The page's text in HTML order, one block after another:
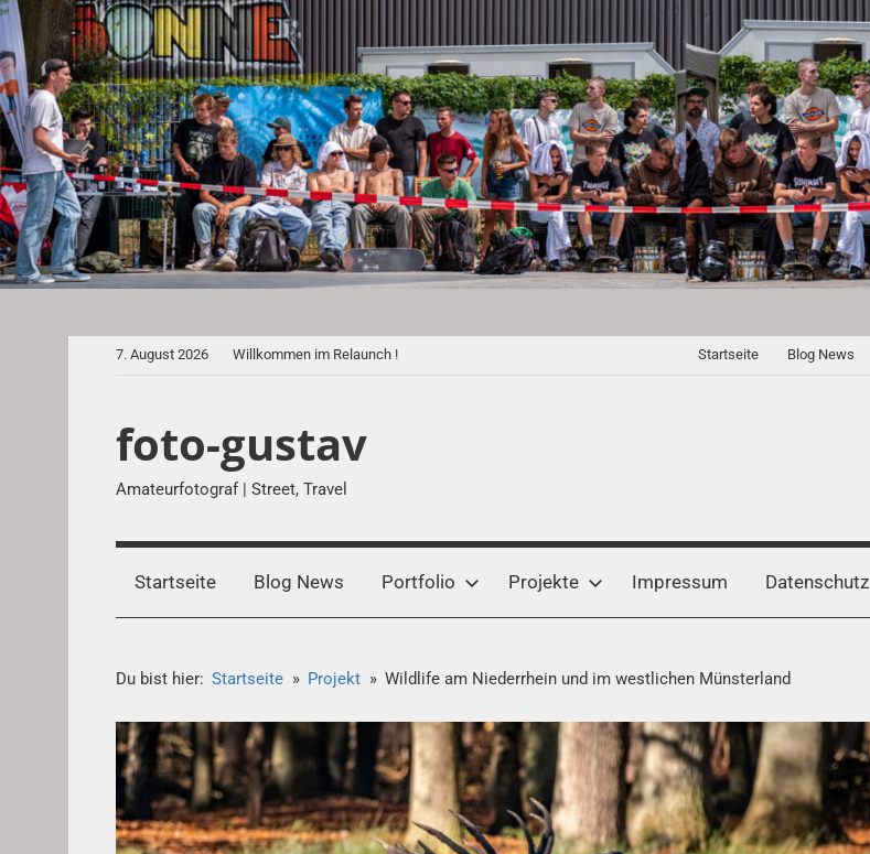
Zum
Inhalt
springen
7. August 2026 Willkommen im Relaunch ! Startseite Blog News
foto-gustav
Amateurfotograf | Street, Travel
Startseite Blog News Portfolio Projekte Impressum Datenschutz
Du bist hier: Startseite Projekt Wildlife am Niederrhein und im westlichen Münsterland